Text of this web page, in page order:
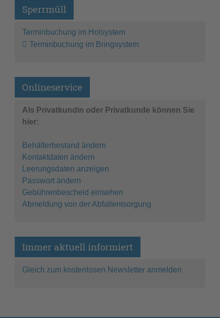
Sperrmüll
Terminbuchung im Holsystem
Terminbuchung im Bringsystem
Onlineservice
Als Privatkundin oder Privatkunde können Sie
hier:
Behälterbestand ändern
Kontaktdaten ändern
Leerungsdaten anzeigen
Passwort ändern
Gebührenbescheid einsehen
Abmeldung von der Abfallentsorgung
Immer aktuell informiert
Gleich zum kostenlosen Newsletter anmelden